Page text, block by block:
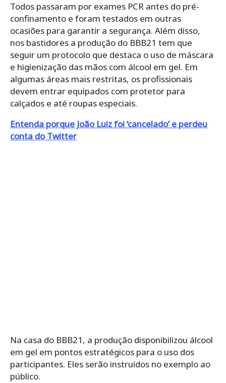
Todos passaram por exames PCR antes do pré-
confinamento e foram testados em outras
ocasiões para garantir a segurança. Além disso,
nos bastidores a produção do BBB21 tem que
seguir um protocolo que destaca o uso de máscara
e higienização das mãos com álcool em gel. Em
algumas áreas mais restritas, os profissionais
devem entrar equipados com protetor para
calçados e até roupas especiais.
Entenda porque João Luiz foi ‘cancelado’ e perdeu
conta do Twitter
Na casa do BBB21, a produção disponibilizou álcool
em gel em pontos estratégicos para o uso dos
participantes. Eles serão instruídos no exemplo ao
público.